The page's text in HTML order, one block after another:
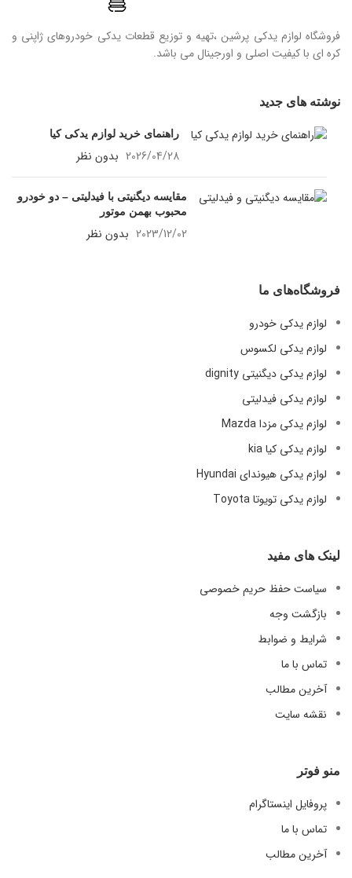
فروشگاه لوازم یدکی پرشین ،تهیه و توزیع قطعات یدکی خودروهای ژاپنی و
کره ای با کیفیت اصلی و اورجینال می باشد.
نوشته های جدید
راهنمای خرید لوازم یدکی کیا
2026/04/28 بدون نظر
مقایسه دیگنیتی با فیدلیتی – دو خودرو
محبوب بهمن موتور
2023/12/02 بدون نظر
فروشگاه‌های ما
لوازم یدکی خودرو
لوازم یدکی لکسوس
لوازم یدکی دیگنیتی dignity
لوازم یدکی فیدلیتی
لوازم یدکی مزدا Mazda
لوازم یدکی کیا kia
لوازم یدکی هیوندای Hyundai
لوازم یدکی تویوتا Toyota
لینک های مفید
سیاست حفظ حریم خصوصی
بازگشت وجه
شرایط و ضوابط
تماس با ما
آخرین مطالب
نقشه سایت
منو فوتر
پروفایل اینستاگرام
تماس با ما
آخرین مطالب